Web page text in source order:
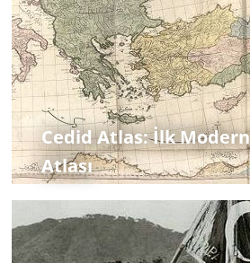
Cedid Atlas: İlk
Atlası